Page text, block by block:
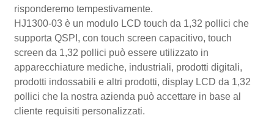
risponderemo tempestivamente.
HJ1300-03 è un modulo LCD touch da 1,32 pollici che
supporta QSPI, con touch screen capacitivo, touch
screen da 1,32 pollici può essere utilizzato in
apparecchiature mediche, industriali, prodotti digitali,
prodotti indossabili e altri prodotti, display LCD da 1,32
pollici che la nostra azienda può accettare in base al
cliente requisiti personalizzati.